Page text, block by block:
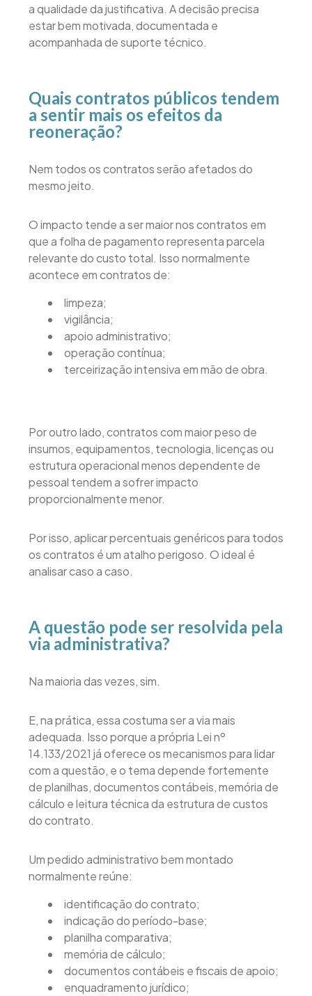
a qualidade da justificativa. A decisão precisa
estar bem motivada, documentada e
acompanhada de suporte técnico.
Quais contratos públicos tendem
a sentir mais os efeitos da
reoneração?
Nem todos os contratos serão afetados do
mesmo jeito.
O impacto tende a ser maior nos contratos em
que a folha de pagamento representa parcela
relevante do custo total. Isso normalmente
acontece em contratos de:
limpeza;
vigilância;
apoio administrativo;
operação contínua;
terceirização intensiva em mão de obra.
Por outro lado, contratos com maior peso de
insumos, equipamentos, tecnologia, licenças ou
estrutura operacional menos dependente de
pessoal tendem a sofrer impacto
proporcionalmente menor.
Por isso, aplicar percentuais genéricos para todos
os contratos é um atalho perigoso. O ideal é
analisar caso a caso.
A questão pode ser resolvida pela
via administrativa?
Na maioria das vezes, sim.
E, na prática, essa costuma ser a via mais
adequada. Isso porque a própria Lei nº
14.133/2021 já oferece os mecanismos para lidar
com a questão, e o tema depende fortemente
de planilhas, documentos contábeis, memória de
cálculo e leitura técnica da estrutura de custos
do contrato.
Um pedido administrativo bem montado
normalmente reúne:
identificação do contrato;
indicação do período-base;
planilha comparativa;
memória de cálculo;
documentos contábeis e fiscais de apoio;
enquadramento jurídico;